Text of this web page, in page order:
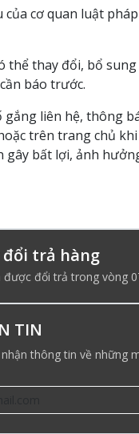
của cơ quan luật
thể thay đổi, bổ
báo trước.
gắng liên hệ, thông
trên trang chủ
gây bất lợi, ảnh
trả hàng
được đổi trả trong vòng
TIN
thông tin về những